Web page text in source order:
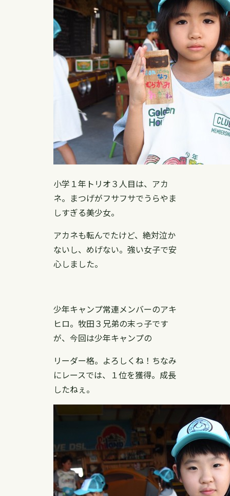
小学１年トリオ３人目は、アカ
ネ。まつげがフサフサでうらやま
しすぎる美少女。
アカネも転んでたけど、絶対泣か
ないし、めげない。強い女子で安
心しました。
少年キャンプ常連メンバーのアキ
ヒロ。牧田３兄弟の末っ子です
が、今回は少年キャンプの
リーダー格。よろしくね！ちなみ
にレースでは、１位を獲得。成長
したねぇ。